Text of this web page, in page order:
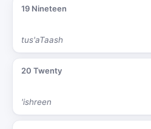
19 Nineteen
tus'aTaash
20 Twenty
'ishreen